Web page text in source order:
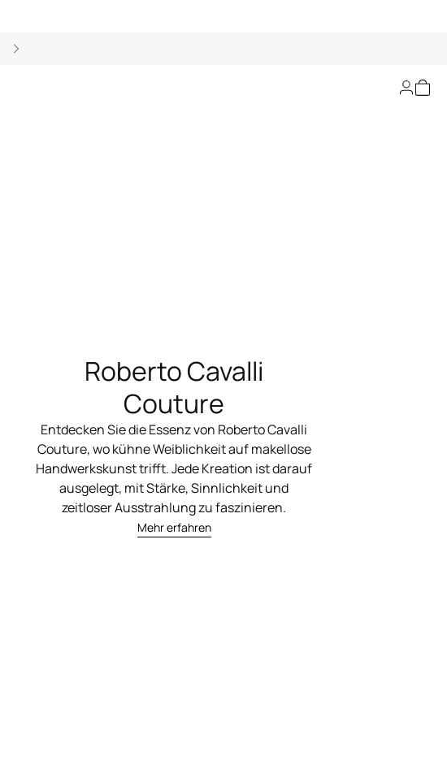
Roberto Cavalli
Couture
Entdecken Sie die Essenz von Roberto Cavalli
Couture, wo kühne Weiblichkeit auf makellose
Handwerkskunst trifft. Jede Kreation ist darauf
ausgelegt, mit Stärke, Sinnlichkeit und
zeitloser Ausstrahlung zu faszinieren.
Mehr erfahren